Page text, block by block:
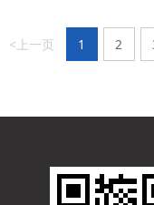
<上一页 1 2